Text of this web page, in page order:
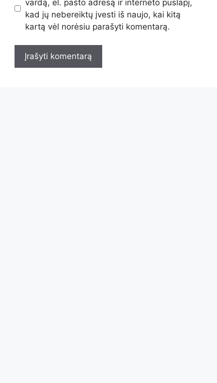
vardą, el. pašto adresą ir interneto puslapį,
kad jų nebereiktų įvesti iš naujo, kai kitą
kartą vėl norėsiu parašyti komentarą.